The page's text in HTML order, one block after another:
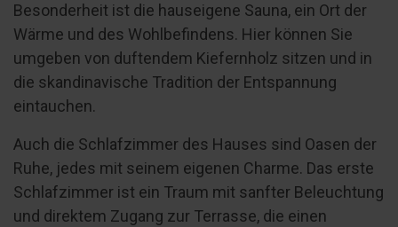
Besonderheit ist die hauseigene Sauna, ein Ort der
Wärme und des Wohlbefindens. Hier können Sie
umgeben von duftendem Kiefernholz sitzen und in
die skandinavische Tradition der Entspannung
eintauchen.
Auch die Schlafzimmer des Hauses sind Oasen der
Ruhe, jedes mit seinem eigenen Charme. Das erste
Schlafzimmer ist ein Traum mit sanfter Beleuchtung
und direktem Zugang zur Terrasse, die einen